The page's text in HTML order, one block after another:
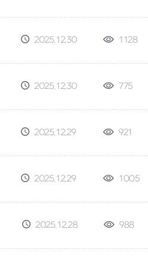
2025.12.30 1128
2025.12.30 775
2025.12.29 921
2025.12.29 1005
2025.12.28 988